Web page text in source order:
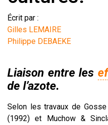
Écrit par :
Gilles LEMAIRE
Philippe DEBAEKE
Liaison entre les
de l’azote.
Selon les travaux de
(1992) et Muchow &